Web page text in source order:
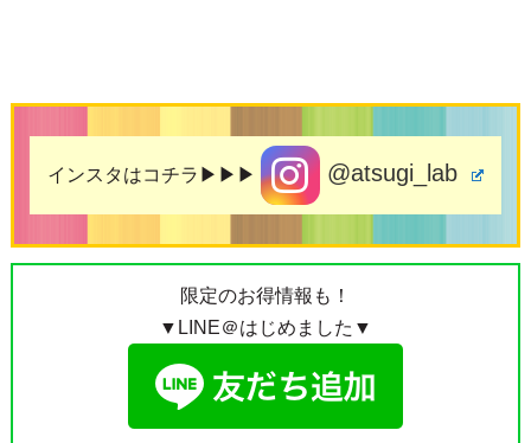
インスタはコチラ▶▶▶ @atsugi_lab
限定のお得情報も！
▼LINE＠はじめました▼